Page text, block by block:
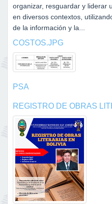
organizar, resguardar y liderar
en diversos contextos,
de la información y la...
COSTOS.JPG
PSA
REGISTRO DE OBRAS